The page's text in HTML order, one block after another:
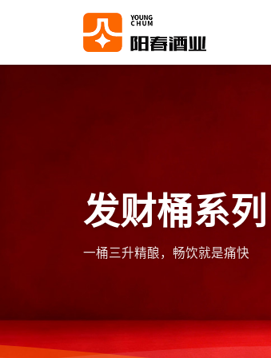
发财桶系列
一桶三升精酿，畅饮就是痛快